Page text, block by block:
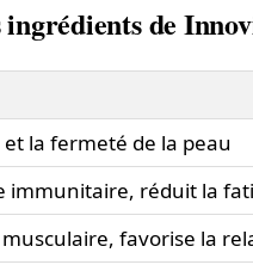
de
la fermeté de la peau
immunitaire, réduit la
favorise la